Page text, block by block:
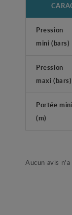
Pression
mini (bars)
Pression
maxi (bars)
Portée mini
(m)
Aucun avis